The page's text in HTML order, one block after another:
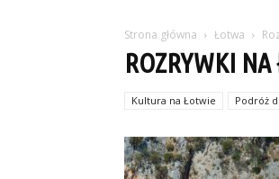
Strona główna Łotwa
ROZRYWKI
Kultura na Łotwie Podróż